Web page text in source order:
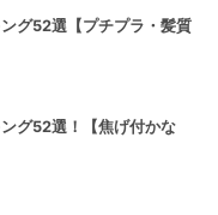
グ52選【プチプラ・髪質
グ52選！【焦げ付かな